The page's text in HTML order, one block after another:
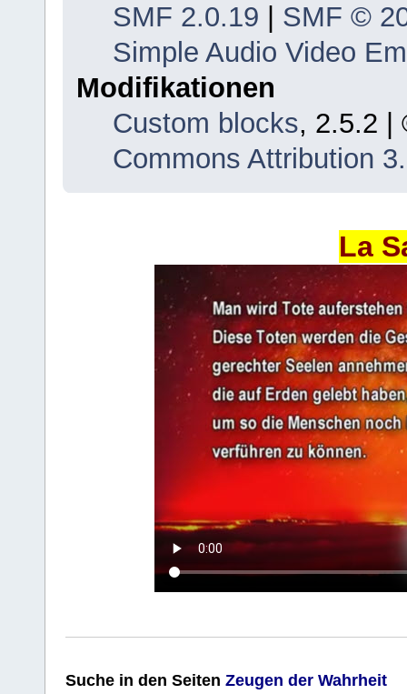
SMF 2.0.19
SMF ©
Simple Audio Video
Modifikationen
Custom blocks, 2.5.2 |
Commons Attribution
La
Suche in den Seiten Zeugen der Wahrheit